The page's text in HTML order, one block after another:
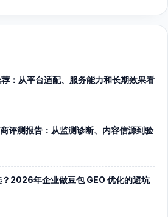
：从平台适配、服务能力和长期效果看
评测报告：从监测诊断、内容信源到验
2026年企业做豆包 GEO 优化的避坑